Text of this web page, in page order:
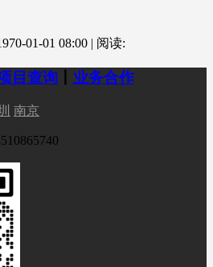
01-01 08:00 | 阅读:
目查询 业务合作
南京